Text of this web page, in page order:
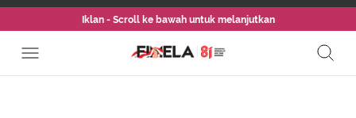
Iklan - Scroll ke bawah untuk melanjutkan